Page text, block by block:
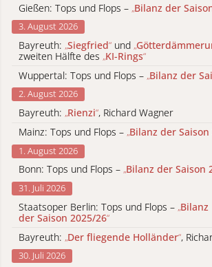
Gießen: Tops und Flops – „Bilanz der
3. August 2026
Bayreuth: „Siegfried“ und „
zweiten Hälfte des „KI-Rings“
Wuppertal: Tops und Flops – „Bilanz der
2. August 2026
Bayreuth: „Rienzi“, Richard Wagner
Mainz: Tops und Flops – „Bilanz der Saison
1. August 2026
Bonn: Tops und Flops – „Bilanz der Saison
31. Juli 2026
Staatsoper Berlin: Tops und Flops – „Bilanz
der Saison 2025/26“
Bayreuth: „Der fliegende Holländer“,
30. Juli 2026